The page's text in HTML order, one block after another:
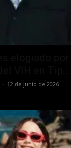
- 12 de junio de 2026